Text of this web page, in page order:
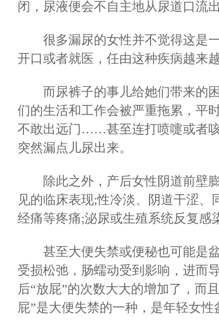
闭，尿液便会不自主地从尿道口流
很多漏尿的女性并不觉得这是一
开口或者就医，任由这种疾病越来
而尿裤子的事儿给她们带来的困
们的生活和工作会被严重拖累，平
不敢出远门……甚至连打喷嚏或者
突然漏点儿尿出来。
除此之外，产后女性阴道前壁膨
见的临床表现;性冷淡、阴道干涩、
经痛等疼痛;泌尿或生殖系统反复感
甚至大便失禁或便秘也可能是盆
受损松弛，肠蠕动受到影响，进而
后“放屁”的次数大大的增加了，而
屁”是大便失禁的一种，是年轻女